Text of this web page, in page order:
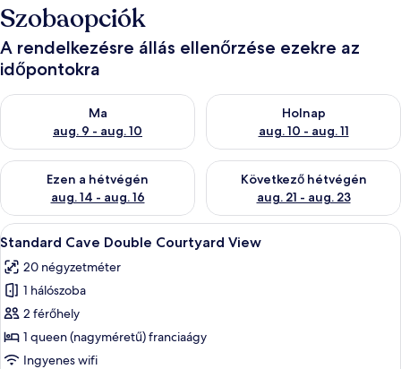
Szobaopciók
A rendelkezésre állás ellenőrzése ezekre az
időpontokra
Ma
aug. 9 - aug. 10
A ma esti rendelkezésre állás ellenőrzése: aug. 9 - aug. 10
Holnap
aug. 10 - aug. 11
A holnapi rendelkezésre állás
Ezen a hétvégén
aug. 14 - aug. 16
A mostani hétvégi rendelkezésre állás ellenőrzése: aug. 14 -
Következő hétvégén
aug. 21 - aug. 23
A következő hétvégi
A
következő
szoba
összes
képének
megtekintése:
Standard
Egy szállodai szoba, amelyben
8
Standard Cave Double Courtyard View
20 négyzetméter
1 hálószoba
2 férőhely
1 queen (nagyméretű) franciaágy
Ingyenes wifi